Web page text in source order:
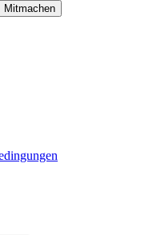
Mitmachen